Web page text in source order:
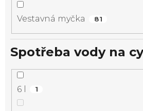
Vestavná myčka 81
Spotřeba vody na
6 l 1